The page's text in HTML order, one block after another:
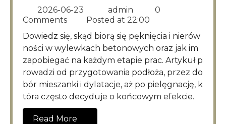
2026-06-23 admin
0
Comments
Posted at 22:00
Dowiedz się, skąd biorą się pęknięcia i nierów
ności w wylewkach betonowych oraz jak im
zapobiegać na każdym etapie prac. Artykuł p
rowadzi od przygotowania podłoża, przez do
bór mieszanki i dylatacje, aż po pielęgnację, k
tóra często decyduje o końcowym efekcie.
Read More